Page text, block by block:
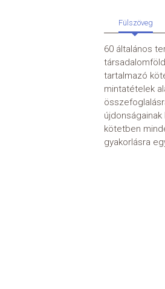
Fülszöveg
60 általános
tartalmazó
mintatételek
kötetben
gyakorlásra